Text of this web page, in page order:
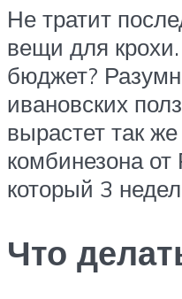
Не тратит
вещи для
бюджет?
ивановских
вырастет так
комбинезона
который 3
Что